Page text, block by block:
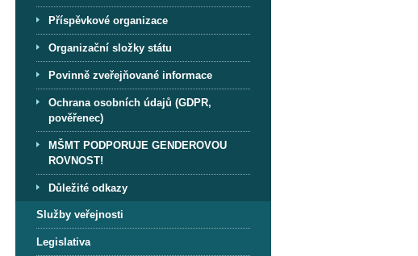
Příspěvkové organizace
Organizační složky státu
Povinně zveřejňované informace
Ochrana osobních údajů (GDPR,
pověřenec)
MŠMT PODPORUJE GENDEROVOU
ROVNOST!
Důležité odkazy
Služby veřejnosti
Legislativa